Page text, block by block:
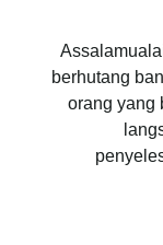
berhutang
orang yang